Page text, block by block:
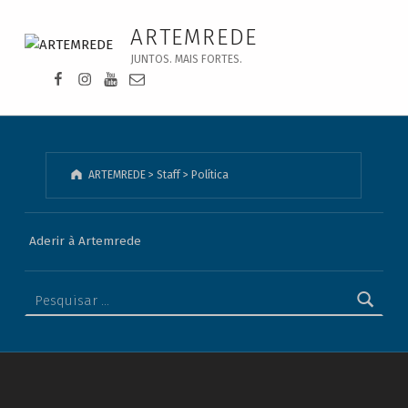
Política - ARTEMREDE
ARTEMREDE
JUNTOS. MAIS FORTES.
Facebook da Artemrede
Instagram da Artemrede
Youtube da Artemrede
Email para artemrede@artemrede.pt
ARTEMREDE> Staff> Política
Aderir à Artemrede